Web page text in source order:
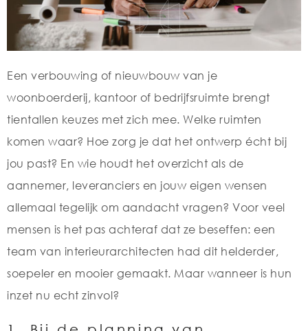
Een verbouwing of nieuwbouw van je
woonboerderij, kantoor of bedrijfsruimte brengt
tientallen keuzes met zich mee. Welke ruimten
komen waar? Hoe zorg je dat het ontwerp écht bij
jou past? En wie houdt het overzicht als de
aannemer, leveranciers en jouw eigen wensen
allemaal tegelijk om aandacht vragen? Voor veel
mensen is het pas achteraf dat ze beseffen: een
team van interieurarchitecten had dit helderder,
soepeler en mooier gemaakt. Maar wanneer is hun
inzet nu echt zinvol?